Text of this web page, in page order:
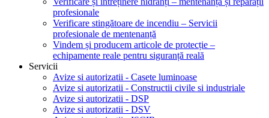
profesionale
Verificare stingătoare de incendiu – Servicii
profesionale de mentenanță
Vindem și producem articole de protecție –
echipamente reale pentru siguranță reală
Servicii
Avize si autorizatii - Casete luminoase
Avize si autorizatii - Constructii civile si industriale
Avize si autorizatii - DSP
Avize si autorizatii - DSV